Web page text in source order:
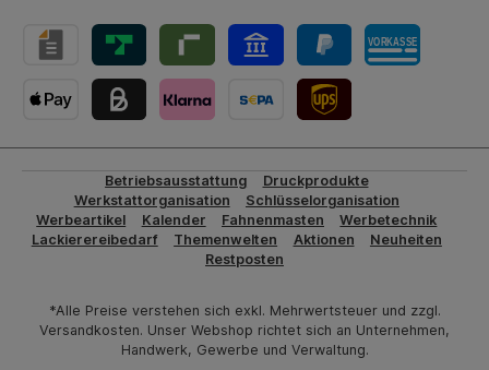
Betriebsausstattung
Druckprodukte
Werkstattorganisation
Schlüsselorganisation
Werbeartikel
Kalender Fahnenmasten
Werbetechnik
Lackierereibedarf
Themenwelten Aktionen
Neuheiten
Restposten
*Alle Preise verstehen sich exkl. Mehrwertsteuer und zzgl.
Versandkosten. Unser Webshop richtet sich an Unternehmen,
Handwerk, Gewerbe und Verwaltung.